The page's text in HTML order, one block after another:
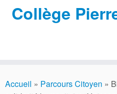
au
Collège
Accueil » Parcours Citoyen »